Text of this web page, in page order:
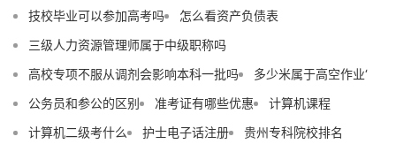
技校毕业可以参加高考吗
怎么看资产负债表
三级人力资源管理师属于中级职称吗
高校专项不服从调剂会影响本科一批吗
多少米属于高空作业‘
公务员和参公的区别
准考证有哪些优惠
计算机课程
计算机二级考什么
护士电子话注册
贵州专科院校排名